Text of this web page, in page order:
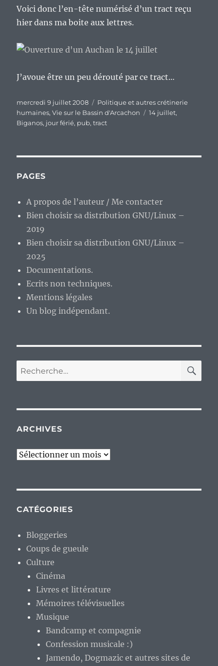
Voici donc l’en-tête numérisé d’un tract reçu
hier dans ma boite aux lettres.
J’avoue être un peu dérouté par ce tract…
Publié
le
mercredi 9 juillet 2008 Catégories
Politique et autres crétinerie
humaines,Vie sur le Bassin d'Arcachon Étiquettes
14 juillet,
Biganos, jour férié, pub,tract
PAGES
A propos de l’auteur / Me contacter
Bien choisir sa distribution GNU/Linux –
2019
Bien choisir sa distribution GNU/Linux –
2025
Documentations.
Ecrits non techniques.
Mentions légales
Un blog indépendant.
Recherche
pour :
ARCHIVES
Archives
CATÉGORIES
Bloggeries
Coups de gueule
Culture
Cinéma
Livres et littérature
Mémoires télévisuelles
Musique
Bandcamp et compagnie
Confession musicale :)
Jamendo, Dogmazic et autres sites de